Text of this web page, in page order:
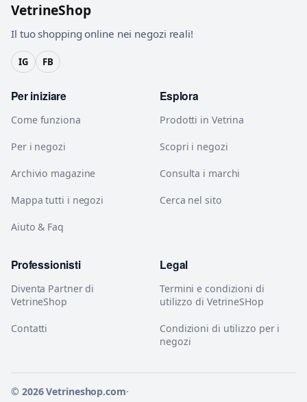
VetrineShop
Il tuo shopping online nei negozi reali!
IG FB
Per iniziare
Come funziona
Per i negozi
Archivio magazine
Mappa tutti i negozi
Aiuto & Faq
Esplora
Prodotti in Vetrina
Scopri i negozi
Consulta i marchi
Cerca nel sito
Professionisti
Diventa Partner di
VetrineShop
Contatti
Legal
Termini e condizioni di
utilizzo di VetrineSHop
Condizioni di utilizzo per i
negozi
© 2026 Vetrineshop.com·